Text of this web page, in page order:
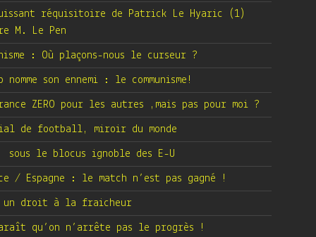
réquisitoire de Patrick Le Hyaric (1)
M. Le Pen
: Où plaçons-nous le curseur ?
nomme son ennemi : le communisme!
ZERO pour les autres ,mais pas pour moi ?
de football, miroir du monde
sous le blocus ignoble des E-U
/ Espagne : le match n’est pas gagné !
un droit à la fraicheur
qu’on n’arrête pas le progrès !